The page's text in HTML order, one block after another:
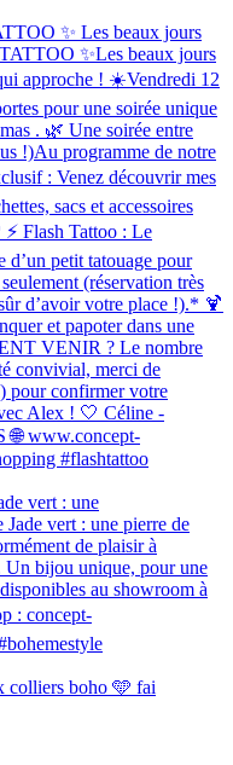
✨ Les beaux jours
vert : une
colliers boho 🩵 fai